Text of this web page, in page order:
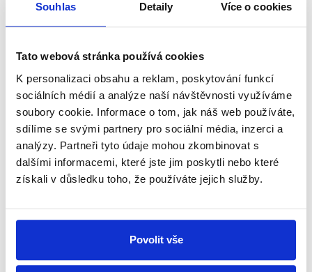
Souhlas Detaily Více o cookies
Tato webová stránka používá cookies
K personalizaci obsahu a reklam, poskytování funkcí
sociálních médií a analýze naší návštěvnosti využíváme
soubory cookie. Informace o tom, jak náš web používáte,
sdílíme se svými partnery pro sociální média, inzerci a
analýzy. Partneři tyto údaje mohou zkombinovat s
dalšími informacemi, které jste jim poskytli nebo které
získali v důsledku toho, že používáte jejich služby.
Povolit vše
Sociální sítě
Nenechte si ujít nejnovější události
z Demagog.cz. Sdílením našich
příspěvků přátelům podpoříte naši
práci.